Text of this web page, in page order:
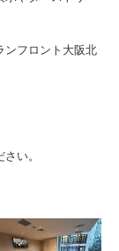
フロント大阪北
い。